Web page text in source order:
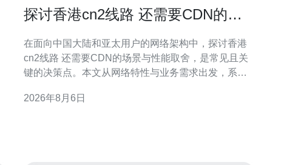
探讨香港cn2线路 还需要CDN的场
在面向中国大陆和亚太用户的网络架构中，探讨香港
cn2线路 还需要CDN的场景与性能取舍，是常见且关
键的决策点。本文从网络特性与业务需求出发，系统
迟、并发和可用性。 什么是香港CN2线路 香港CN2线
2026年8月6日